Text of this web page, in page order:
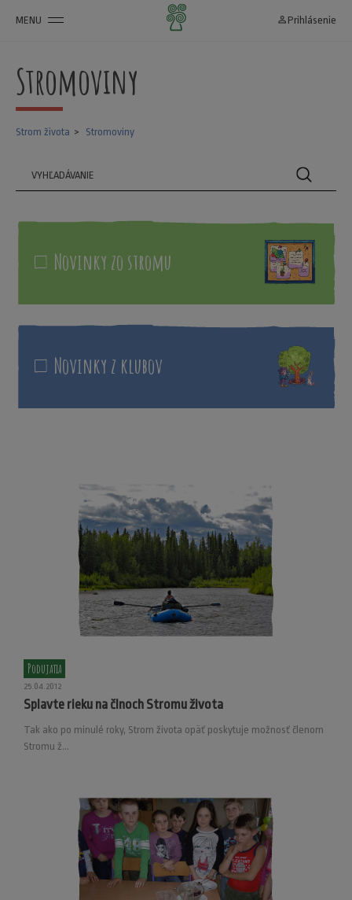
MENU person_outline Prihlásenie
Stromoviny
Strom života Stromoviny
Novinky zo stromu
Novinky z klubov
Podujatia
25.04.2012
Splavte rieku na člnoch Stromu života
Tak ako po minulé roky, Strom života opäť poskytuje možnosť členom
Stromu ž...